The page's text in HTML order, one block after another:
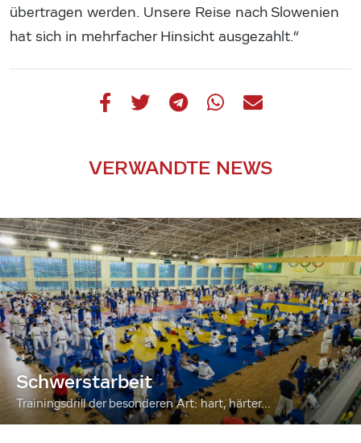
übertragen werden. Unsere Reise nach Slowenien
hat sich in mehrfacher Hinsicht ausgezahlt.“
VERWANDTE NEWS
Schwerstarbeit
Trainingsdrill der besonderen Art: hart, härter...